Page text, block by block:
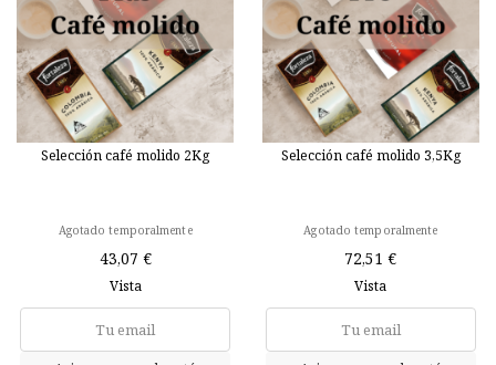
Selección café molido 2Kg
Agotado temporalmente
43,07 €
Vista
Selección café molido 3,5Kg
Agotado temporalmente
72,51 €
Vista